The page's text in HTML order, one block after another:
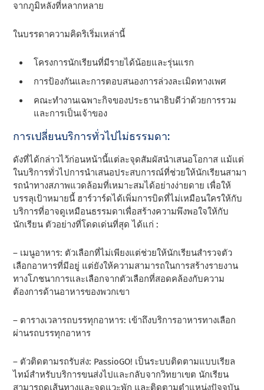
จากภูมิหลังที่หลากหลาย
ในบรรดาความคิดริเริ่มเหล่านี้
โครงการนักเรียนที่มีรายได้น้อยและรุ่นแรก
การป้องกันและการตอบสนองการล่วงละเมิดทางเพศ
คณะทํางานเฉพาะกิจของประธานาธิบดีว่าด้วยการรวม
และการเป็นเจ้าของ
การเปลี่ยนบริการทั่วไปไม่ธรรมดา:
ดังที่ได้กล่าวไว้ก่อนหน้านี้แต่ละจุดสัมผัสนําเสนอโอกาส แม้แต่
ในบริการทั่วไปการนําเสนอประสบการณ์ที่ช่วยให้นักเรียนสามา
รถนําทางสภาพแวดล้อมที่เหมาะสมได้อย่างง่ายดาย เพื่อให้
บรรลุเป้าหมายนี้ ฮาร์วาร์ดได้เพิ่มการบิดที่ไม่เหมือนใครให้กับ
บริการที่อาจดูเหมือนธรรมดาเพื่อสร้างความพึงพอใจให้กับ
นักเรียน ตัวอย่างที่โดดเด่นที่สุด ได้แก่ :
– เมนูอาหาร: ตัวเลือกที่ไม่เพียงแต่ช่วยให้นักเรียนสํารวจตัว
เลือกอาหารที่มีอยู่ แต่ยังให้ความสามารถในการสร้างรายงาน
ทางโภชนาการและเลือกจากตัวเลือกที่สอดคล้องกับความ
ต้องการด้านอาหารของพวกเขา
– ตารางเวลารถบรรทุกอาหาร: เข้าถึงบริการอาหารทางเลือก
ผ่านรถบรรทุกอาหาร
– ตัวติดตามรถรับส่ง: PassioGO! เป็นระบบติดตามแบบเรียล
ไทม์สําหรับบริการขนส่งไปและกลับจากวิทยาเขต นักเรียน